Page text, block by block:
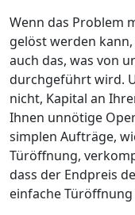
Wenn das Problem
gelöst werden
auch das, was von
durchgeführt wird.
nicht, Kapital an
Ihnen unnötige
simplen Aufträge,
Türöffnung,
dass der Endpreis
einfache